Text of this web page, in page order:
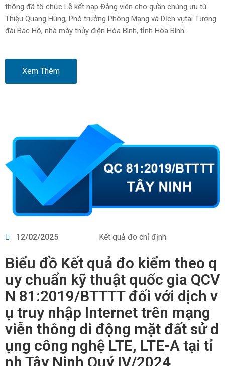
thông đã tổ chức Lễ kết nạp Đảng viên cho quần chúng ưu tú
Thiệu Quang Hùng, Phó trưởng Phòng Mạng và Dịch vụtại Tượng
đài Bác Hồ, nhà máy thủy điện Hòa Bình, tỉnh Hòa Bình.
Xem Thêm
12/02/2025 Kết quả đo chỉ định
Biểu đồ Kết quả đo kiểm theo q
uy chuẩn kỹ thuật quốc gia QCV
N 81:2019/BTTTT đối với dịch v
ụ truy nhập Internet trên mạng
viễn thông di động mặt đất sử d
ụng công nghệ LTE, LTE-A tại tỉ
nh Tây Ninh Quý IV/2024